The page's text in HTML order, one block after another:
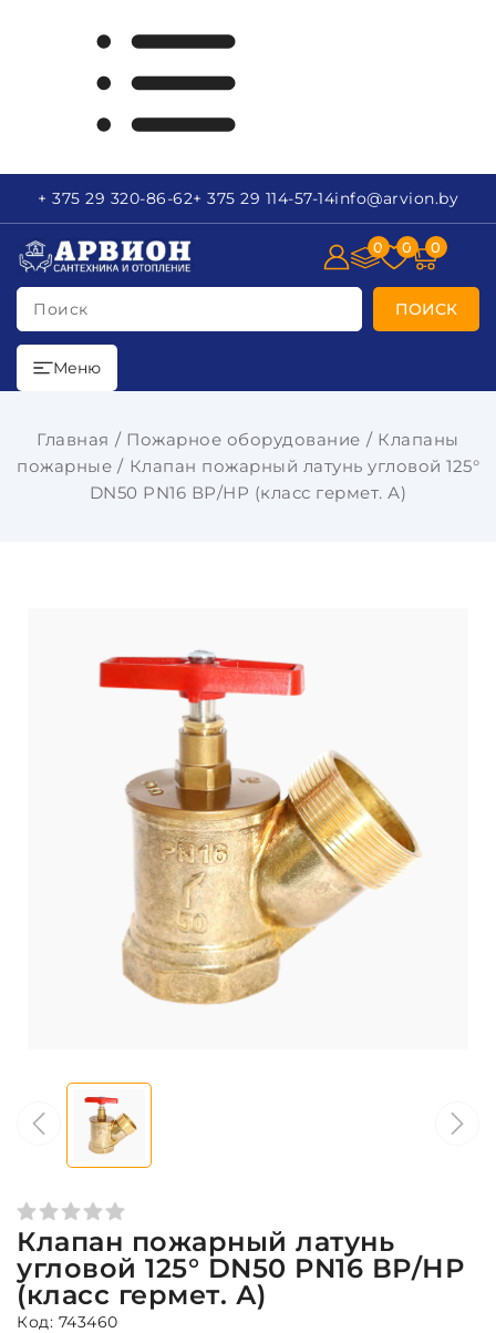
+ 375 29 320-86-62+ 375 29 114-57-14info@arvion.by
Поиск ПОИСК
0 0 0
Меню
Главная Пожарное оборудование
Клапаны
пожарные
Клапан пожарный латунь угловой 125°
DN50 PN16 ВР/НР (класс гермет. А)
Клапан пожарный латунь
угловой 125° DN50 PN16 ВР/НР
(класс гермет. А)
Код: 743460